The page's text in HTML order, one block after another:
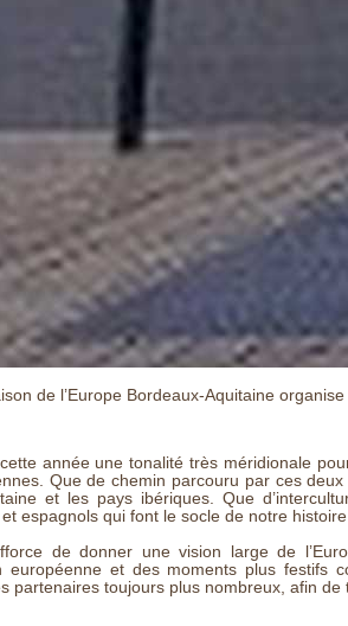
de l’Europe Bordeaux-Aquitaine
année une tonalité très méridionale
Que de chemin parcouru par ces
et les pays ibériques. Que
espagnols qui font le socle de notre
de donner une vision large de
européenne et des moments plus festifs
partenaires toujours plus nombreux, afin